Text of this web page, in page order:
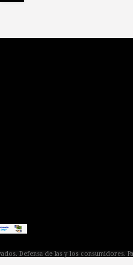
Defensa de las y los consumidores.